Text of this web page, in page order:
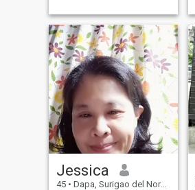
Jessica
45 • Dapa, Surigao del Norte, Filippinerna